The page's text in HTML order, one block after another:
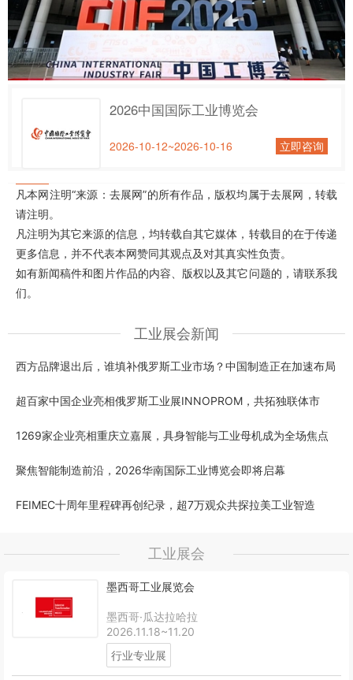
2026中国国际工业博览会
2026-10-12~2026-10-16 立即咨询
凡本网注明“来源：去展网”的所有作品，版权均属于去展网，转载
请注明。
凡注明为其它来源的信息，均转载自其它媒体，转载目的在于传递
更多信息，并不代表本网赞同其观点及对其真实性负责。
如有新闻稿件和图片作品的内容、版权以及其它问题的，请联系我
们。
工业展会新闻
西方品牌退出后，谁填补俄罗斯工业市场？中国制造正在加速布局
超百家中国企业亮相俄罗斯工业展INNOPROM，共拓独联体市
1269家企业亮相重庆立嘉展，具身智能与工业母机成为全场焦点
聚焦智能制造前沿，2026华南国际工业博览会即将启幕
FEIMEC十周年里程碑再创纪录，超7万观众共探拉美工业智造
工业展会
墨西哥工业展览会
墨西哥·瓜达拉哈拉
2026.11.18~11.20
行业专业展